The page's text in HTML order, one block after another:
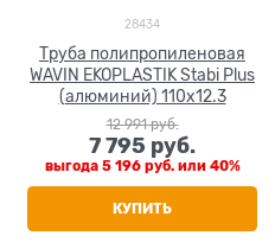
28434
Труба полипропиленовая
WAVIN EKOPLASTIK Stabi Plus
(алюминий) 110x12.3
12 991 руб.
7 795 руб.
выгода 5 196 руб.или 40%
КУПИТЬ